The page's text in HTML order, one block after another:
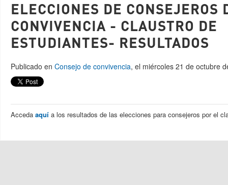
ELECCIONES DE CONSEJEROS
CONVIVENCIA - CLAUSTRO DE
ESTUDIANTES- RESULTADOS
Publicado en Consejo de convivencia, el miércoles 21 de octubre
Acceda aquí a los resultados de las elecciones para consejeros por el